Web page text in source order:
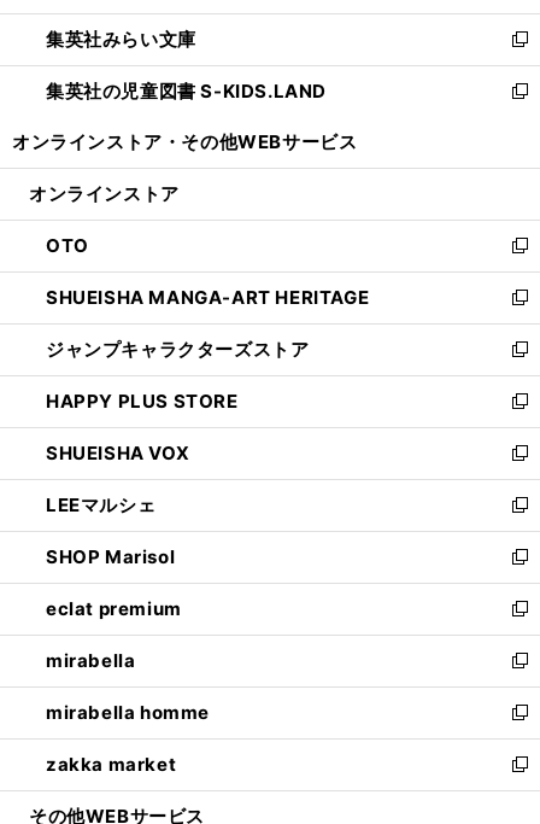
開
く
ウ
で
開
く
ン
ド
ウ
で
ウ
ィ
ン
ド
開
集英社みらい文庫
新
し
い
ン
ウ
で
開
く
集英社の児童図書 S-KIDS.LAND
新
ウ
ン
ド
ウ
で
開
く
オンラインストア・ その他WEBサービス
オンラインストア
OTO
新
し
い
ウ
ィ
ン
ド
ウ
で
開
く
SHUEISHA MANGA-ART HERITAGE
新
し
い
ウ
ィ
ン
ド
ウ
で
開
く
ジャンプキャラクターズストア
新
し
い
ウ
ィ
ン
ド
ウ
で
開
く
HAPPY PLUS STORE
新
し
い
ウ
ィ
ン
ド
ウ
で
開
く
SHUEISHA VOX
新
し
い
ウ
ィ
ン
ド
ウ
で
開
く
LEEマルシェ
新
し
い
ウ
ィ
ン
ド
ウ
で
開
く
SHOP Marisol
新
し
い
ウ
ィ
ン
ド
ウ
で
開
eclat premium
新
し
い
ウ
ィ
ン
ド
ウ
mirabella
新
し
い
ウ
ィ
ン
mirabella homme
新
し
い
ウ
zakka market
新
し
その他WEBサービス